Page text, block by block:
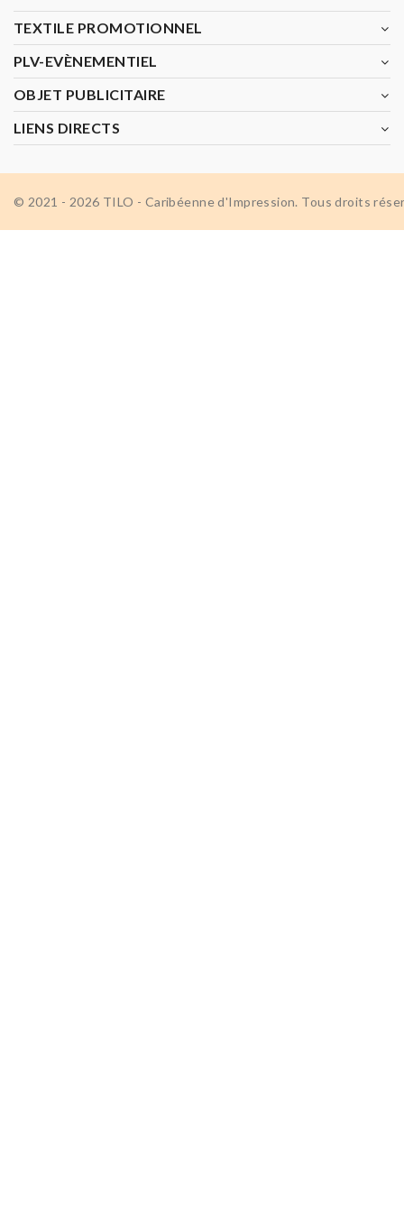
TEXTILE PROMOTIONNEL
PLV-EVÈNEMENTIEL
OBJET PUBLICITAIRE
LIENS DIRECTS
© 2021 - 2026 TILO - Caribéenne d'Impression. Tous droits